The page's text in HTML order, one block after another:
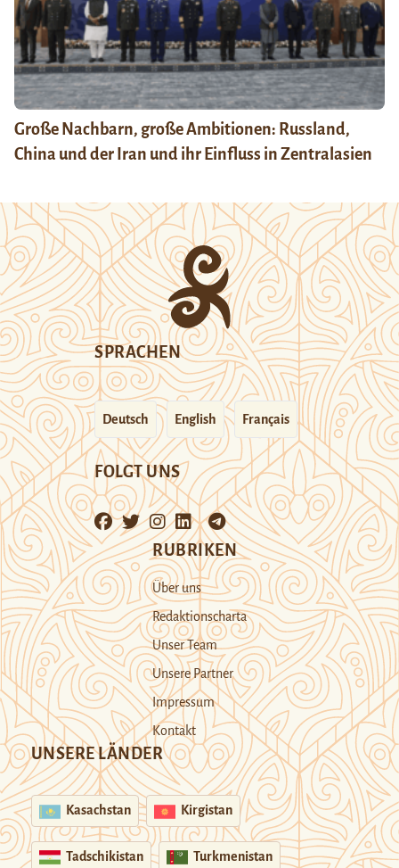
Große Nachbarn, große Ambitionen: Russland,
China und der Iran und ihr Einfluss in Zentralasien
SPRACHEN
Deutsch English Français
FOLGT UNS
RUBRIKEN
Über uns
Redaktionscharta
Unser Team
Unsere Partner
Impressum
Kontakt
UNSERE LÄNDER
Kasachstan Kirgistan
Tadschikistan Turkmenistan